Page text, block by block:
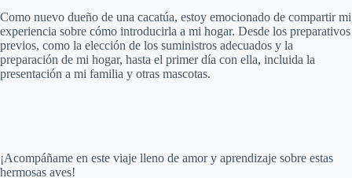
Como nuevo dueño de una cacatúa, estoy emocionado de compartir mi
experiencia sobre cómo introducirla a mi hogar. Desde los preparativos
previos, como la elección de los suministros adecuados y la
preparación de mi hogar, hasta el primer día con ella, incluida la
presentación a mi familia y otras mascotas.
¡Acompáñame en este viaje lleno de amor y aprendizaje sobre estas
hermosas aves!